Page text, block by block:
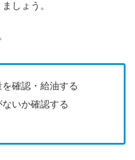
しょう。
確認・給油する
いか確認する